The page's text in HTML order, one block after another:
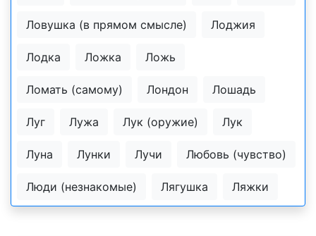
Ловушка (в прямом смысле) Лоджия
Лодка Ложка Ложь
Ломать (самому) Лондон Лошадь
Луг Лужа Лук (оружие) Лук
Луна Лунки Лучи Любовь (чувство)
Люди (незнакомые) Лягушка Ляжки